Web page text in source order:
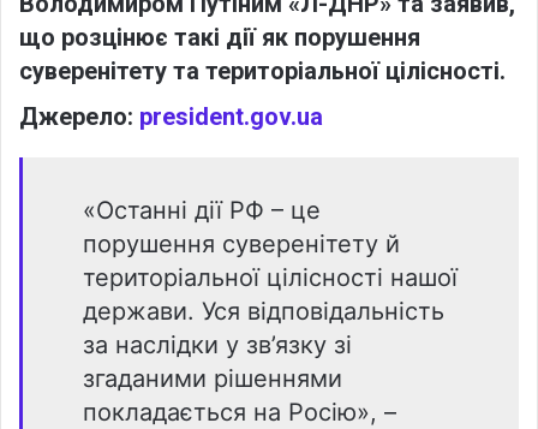
що розцінює такі дії як порушення
суверенітету та територіальної цілісності.
Джерело: president.gov.ua
«Останні дії РФ – це
порушення суверенітету й
територіальної цілісності нашої
держави. Уся відповідальність
за наслідки у зв’язку зі
згаданими рішеннями
покладається на Росію», –